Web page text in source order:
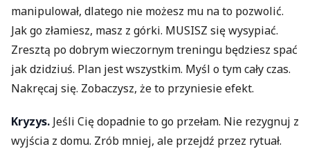
manipulował, dlatego nie możesz mu na to pozwolić.
Jak go złamiesz, masz z górki. MUSISZ się wysypiać.
Zresztą po dobrym wieczornym treningu będziesz spać
jak dzidziuś. Plan jest wszystkim. Myśl o tym cały czas.
Nakręcaj się. Zobaczysz, że to przyniesie efekt.
Kryzys. Jeśli Cię dopadnie to go przełam. Nie rezygnuj z
wyjścia z domu. Zrób mniej, ale przejdź przez rytuał.